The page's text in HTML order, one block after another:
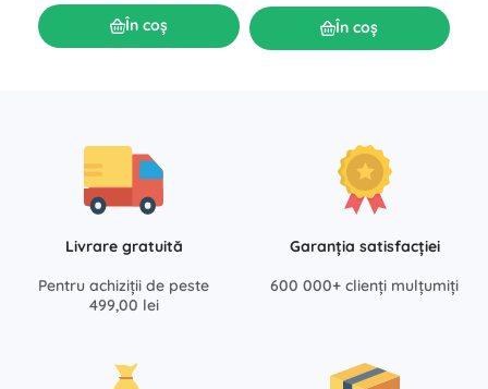
În coș În coș
Livrare gratuită
Pentru achiziții de peste
499,00 lei
Garanția satisfacției
600 000+ clienți mulțumiți